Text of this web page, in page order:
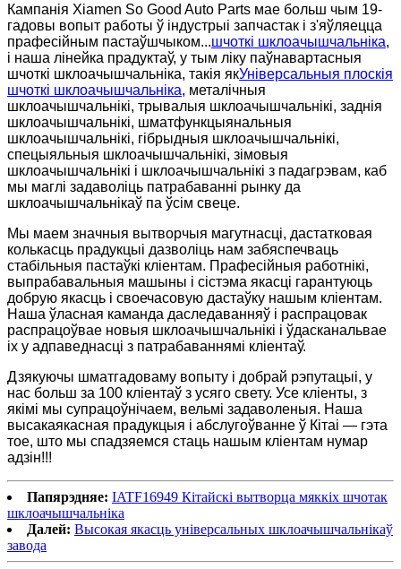
Кампанія Xiamen So Good Auto Parts мае больш чым 19-
гадовы вопыт работы ў індустрыі запчастак і з'яўляецца
прафесійным пастаўшчыком...шчоткі шклоачышчальніка,
і наша лінейка прадуктаў, у тым ліку паўнавартасныя
шчоткі шклоачышчальніка, такія якУніверсальныя плоскія
шчоткі шклоачышчальніка, металічныя
шклоачышчальнікі, трывалыя шклоачышчальнікі, заднія
шклоачышчальнікі, шматфункцыянальныя
шклоачышчальнікі, гібрыдныя шклоачышчальнікі,
спецыяльныя шклоачышчальнікі, зімовыя
шклоачышчальнікі і шклоачышчальнікі з падагрэвам, каб
мы маглі задаволіць патрабаванні рынку да
шклоачышчальнікаў па ўсім свеце.
Мы маем значныя вытворчыя магутнасці, дастатковая
колькасць прадукцыі дазволіць нам забяспечваць
стабільныя пастаўкі кліентам. Прафесійныя работнікі,
выпрабавальныя машыны і сістэма якасці гарантуюць
добрую якасць і своечасовую дастаўку нашым кліентам.
Наша ўласная каманда даследаванняў і распрацовак
распрацоўвае новыя шклоачышчальнікі і ўдасканальвае
іх у адпаведнасці з патрабаваннямі кліентаў.
Дзякуючы шматгадоваму вопыту і добрай рэпутацыі, у
нас больш за 100 кліентаў з усяго свету. Усе кліенты, з
якімі мы супрацоўнічаем, вельмі задаволеныя. Наша
высакаякасная прадукцыя і абслугоўванне ў Кітаі — гэта
тое, што мы спадзяемся стаць нашым кліентам нумар
адзін!!!
Папярэдняе: IATF16949 Кітайскі вытворца мяккіх шчотак
шклоачышчальніка
Далей: Высокая якасць універсальных шклоачышчальнікаў
завода